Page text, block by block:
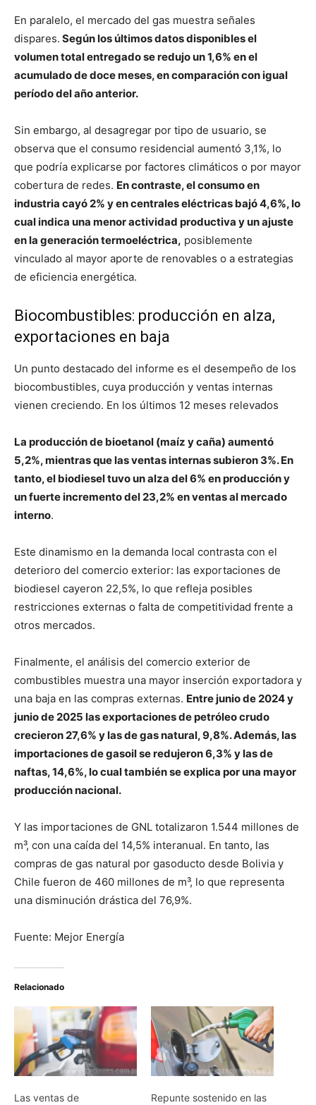
En paralelo, el mercado del gas muestra señales
dispares. Según los últimos datos disponibles el
volumen total entregado se redujo un 1,6% en el
acumulado de doce meses, en comparación con igual
período del año anterior.
Sin embargo, al desagregar por tipo de usuario, se
observa que el consumo residencial aumentó 3,1%, lo
que podría explicarse por factores climáticos o por mayor
cobertura de redes. En contraste, el consumo en
industria cayó 2% y en centrales eléctricas bajó 4,6%, lo
cual indica una menor actividad productiva y un ajuste
en la generación termoeléctrica, posiblemente
vinculado al mayor aporte de renovables o a estrategias
de eficiencia energética.
Biocombustibles: producción en alza,
exportaciones en baja
Un punto destacado del informe es el desempeño de los
biocombustibles, cuya producción y ventas internas
vienen creciendo. En los últimos 12 meses relevados
La producción de bioetanol (maíz y caña) aumentó
5,2%, mientras que las ventas internas subieron 3%. En
tanto, el biodiesel tuvo un alza del 6% en producción y
un fuerte incremento del 23,2% en ventas al mercado
interno.
Este dinamismo en la demanda local contrasta con el
deterioro del comercio exterior: las exportaciones de
biodiesel cayeron 22,5%, lo que refleja posibles
restricciones externas o falta de competitividad frente a
otros mercados.
Finalmente, el análisis del comercio exterior de
combustibles muestra una mayor inserción exportadora y
una baja en las compras externas. Entre junio de 2024 y
junio de 2025 las exportaciones de petróleo crudo
crecieron 27,6% y las de gas natural, 9,8%. Además, las
importaciones de gasoil se redujeron 6,3% y las de
naftas, 14,6%, lo cual también se explica por una mayor
producción nacional.
Y las importaciones de GNL totalizaron 1.544 millones de
m³, con una caída del 14,5% interanual. En tanto, las
compras de gas natural por gasoducto desde Bolivia y
Chile fueron de 460 millones de m³, lo que representa
una disminución drástica del 76,9%.
Fuente: Mejor Energía
Relacionado
Las ventas de
Repunte sostenido en las